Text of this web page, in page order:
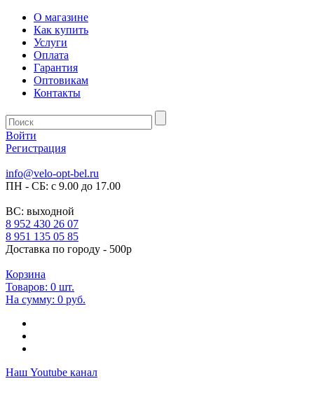
О магазине
Как купить
Услуги
Оплата
Гарантия
Оптовикам
Контакты
Войти
Регистрация
info@velo-opt-bel.ru
ПН - СБ: с 9.00 до 17.00
ВС: выходной
8 952 430 26 07
8 951 135 05 85
Доставка по городу - 500р
Корзина
Товаров: 0 шт.
На сумму: 0 руб.
Наш Youtube канал